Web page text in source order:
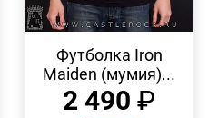
ПРОСМОТР
Футболка Iron
Maiden (мумия)...
2 490 ₽